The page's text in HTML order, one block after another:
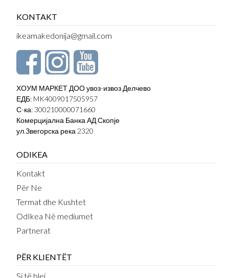
KONTAKT
ikeamakedonija@gmail.com
ХОУМ МАРКЕТ ДОО увоз-извоз Делчево
ЕДБ: MK4009017505957
С-ка: 300210000071660
Комерцијална Банка АД Скопје
ул.Звегорска река 2320
ODIKEA
Kontakt
Për Ne
Termat dhe Kushtet
OdIkea Në mediumet
Partnerat
PËR KLIENTËT
Si të blej